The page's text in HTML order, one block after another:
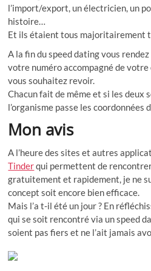
l’import/export, un électricien, un
histoire…
Et ils étaient tous majoritairement
A la fin du speed dating vous
votre numéro accompagné de
vous souhaitez revoir.
Chacun fait de même et si les deux
l’organisme passe les coordonnées
Mon avis
A l’heure des sites et autres
Tinderqui permettent de
gratuitement et rapidement, je ne
concept soit encore bien efficace.
Mais l’a t-il été un jour ? En
qui se soit rencontré via un speed
soient pas fiers et ne l’ait jamais